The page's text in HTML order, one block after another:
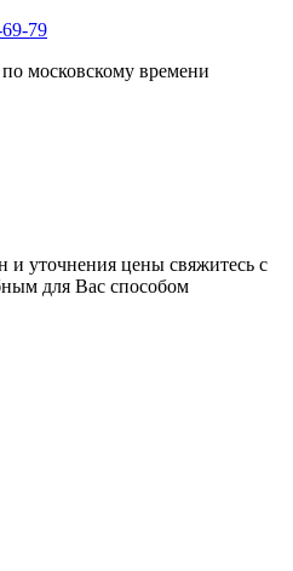
79
московскому времени
и уточнения цены свяжитесь с
для Вас способом